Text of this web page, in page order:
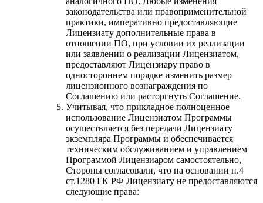
законодательства или правоприменительной
практики, императивно предоставляющие
Лицензиату дополнительные права в
отношении ПО, при условии их реализации
или заявлении о реализации Лицензиатом,
предоставляют Лицензиару право в
одностороннем порядке изменить размер
лицензионного вознаграждения по
Соглашению или расторгнуть Соглашение.
Учитывая, что прикладное полноценное
использование Лицензиатом Программы
осуществляется без передачи Лицензиату
экземпляра Программы и обеспечивается
техническим обслуживанием и управлением
Программой Лицензиаром самостоятельно,
Стороны согласовали, что на основании п.4
ст.1280 ГК РФ Лицензиату не предоставляются
следующие права: